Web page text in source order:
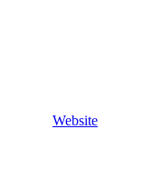
Website